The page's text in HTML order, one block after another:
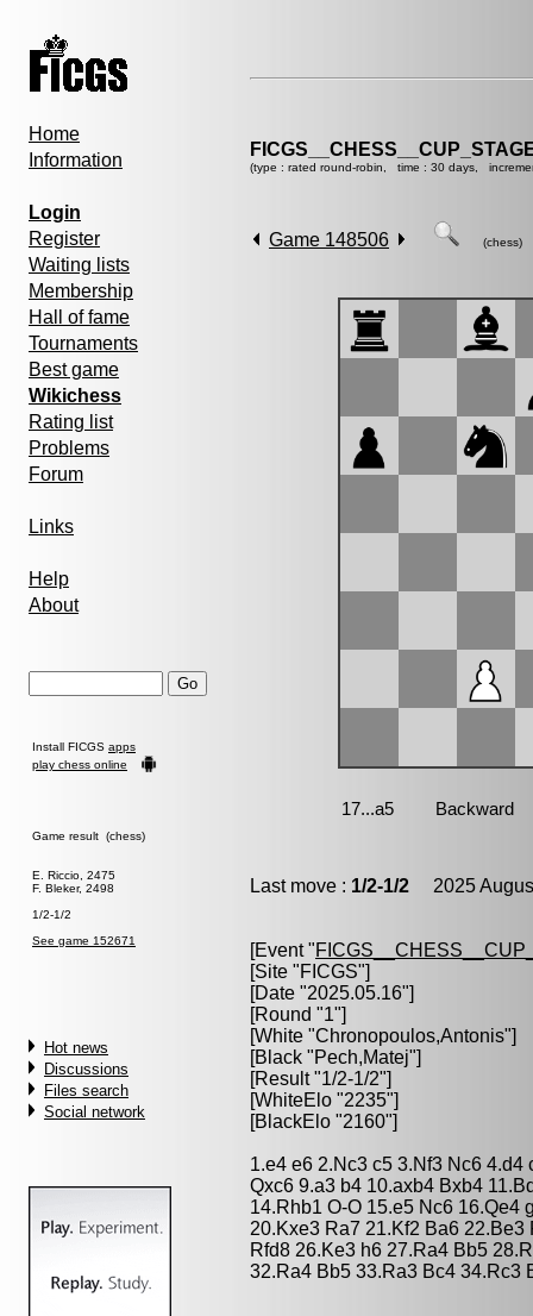
Home
Information
Login
Register
Waiting lists
Membership
Hall of fame
Tournaments
Best game
Wikichess
Rating list
Problems
Forum
Links
Help
About
Install FICGS apps
play chess online
Game result (chess)
E. Riccio, 2475
F. Bleker, 2498
1/2-1/2
See game 152671
Hot news
Discussions
Files search
Social network
(type : rated round-robin, time : 30 days,
Game 148506 (chess)
Last move : 1/2-1/2 2025
[Event "
[Site "FICGS"]
[Date "2025.05.16"]
[Round "1"]
[White "Chronopoulos,Antonis"]
[Black "Pech,Matej"]
[Result "1/2-1/2"]
[WhiteElo "2235"]
[BlackElo "2160"]
1.e4 e6 2.Nc3 c5 3.Nf3 Nc6
Qxc6 9.a3 b4 10.axb4 Bxb4
14.Rhb1 O-O 15.e5 Nc6 16.Qe4
20.Kxe3 Ra7 21.Kf2 Ba6
Rfd8 26.Ke3 h6 27.Ra4 Bb5
32.Ra4 Bb5 33.Ra3 Bc4 34.Rc3